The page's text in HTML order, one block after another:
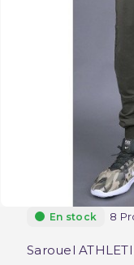
En stock 8
Sarouel